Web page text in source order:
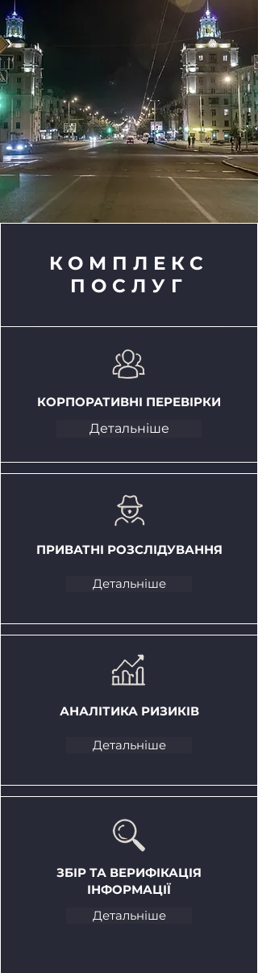
КОМПЛЕКС
ПОСЛУГ
КОРПОРАТИВНІ ПЕРЕВІРКИ
Детальніше
ПРИВАТНІ РОЗСЛІДУВАННЯ
Детальніше
АНАЛІТИКА РИЗИКІВ
Детальніше
ЗБІР ТА ВЕРИФІКАЦІЯ
ІНФОРМАЦІЇ
Детальніше